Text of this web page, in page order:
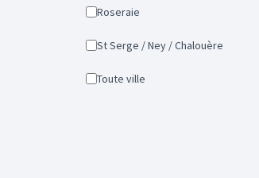
Roseraie
St Serge / Ney / Chalouère
Toute ville